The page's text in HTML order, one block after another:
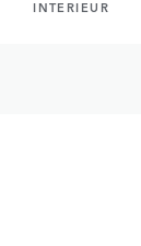
INTERIEUR